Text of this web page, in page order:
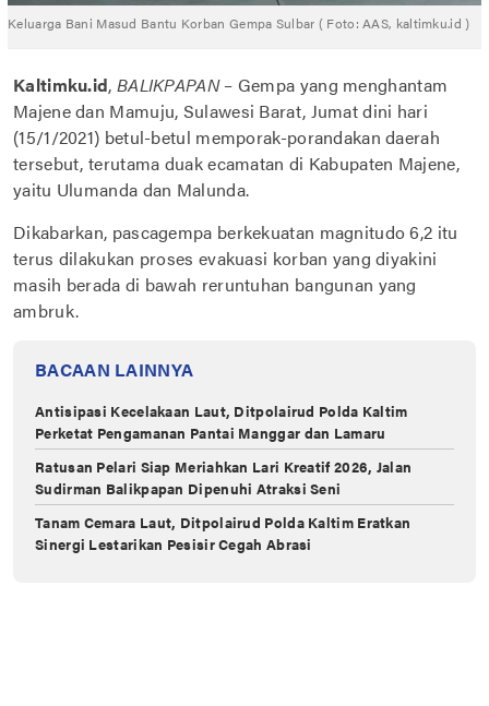
Keluarga Bani Masud Bantu Korban Gempa Sulbar ( Foto: AAS, kaltimku.id )
Kaltimku.id, BALIKPAPAN– Gempa yang menghantam
Majene dan Mamuju, Sulawesi Barat, Jumat dini hari
(15/1/2021) betul-betul memporak-porandakan daerah
tersebut, terutama duak ecamatan di Kabupaten Majene,
yaitu Ulumanda dan Malunda.
Dikabarkan, pascagempa berkekuatan magnitudo 6,2 itu
terus dilakukan proses evakuasi korban yang diyakini
masih berada di bawah reruntuhan bangunan yang
ambruk.
BACAAN LAINNYA
Antisipasi Kecelakaan Laut, Ditpolairud Polda Kaltim
Perketat Pengamanan Pantai Manggar dan Lamaru
Ratusan Pelari Siap Meriahkan Lari Kreatif 2026, Jalan
Sudirman Balikpapan Dipenuhi Atraksi Seni
Tanam Cemara Laut, Ditpolairud Polda Kaltim Eratkan
Sinergi Lestarikan Pesisir Cegah Abrasi